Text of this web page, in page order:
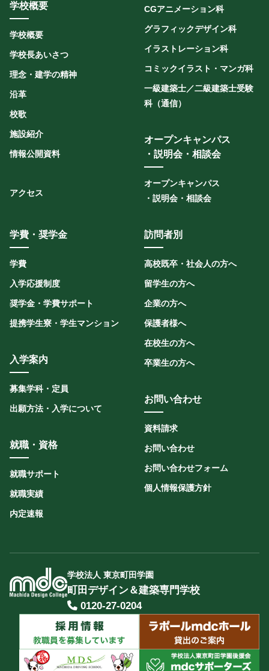
学校概要
学校概要
学校長あいさつ
理念・建学の精神
沿革
校歌
施設紹介
情報公開資料
アクセス
CGアニメーション科
グラフィックデザイン科
イラストレーション科
コミックイラスト・マンガ科
一級建築士／二級建築士受験
科（通信）
オープンキャンパス
・説明会・相談会
オープンキャンパス
・説明会・相談会
学費・奨学金
学費
入学応援制度
奨学金・学費サポート
提携学生寮・学生マンション
入学案内
募集学科・定員
出願方法・入学について
就職・資格
就職サポート
就職実績
内定速報
訪問者別
高校既卒・社会人の方へ
留学生の方へ
企業の方へ
保護者様へ
在校生の方へ
卒業生の方へ
お問い合わせ
資料請求
お問い合わせ
お問い合わせフォーム
個人情報保護方針
学校法人 東京町田学園
町田デザイン＆建築専門学校
0120-27-0204